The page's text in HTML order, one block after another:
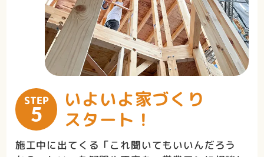
STEP
5
いよいよ家づくり
スタート！
施工中に出てくる「これ聞いてもいいんだろう